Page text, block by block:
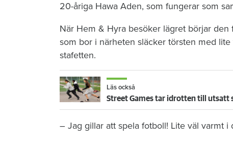
20-åriga Hawa Aden, som fungerar som
När Hem & Hyra besöker lägret börjar
som bor i närheten släcker törsten med
stafetten.
Läs också
– Jag gillar att spela fotboll! Lite väl varmt i